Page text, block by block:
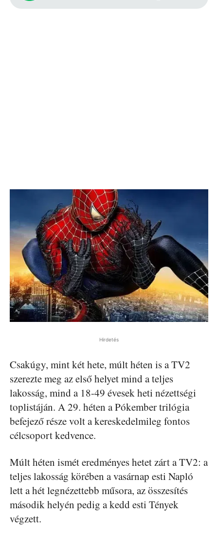
Hirdetés
Csakúgy, mint két hete, múlt héten is a TV2
szerezte meg az első helyet mind a teljes
lakosság, mind a 18-49 évesek heti nézettségi
toplistáján. A 29. héten a Pókember trilógia
befejező része volt a kereskedelmileg fontos
célcsoport kedvence.
Múlt héten ismét eredményes hetet zárt a TV2: a
teljes lakosság körében a vasárnap esti Napló
lett a hét legnézettebb műsora, az összesítés
második helyén pedig a kedd esti Tények
végzett.